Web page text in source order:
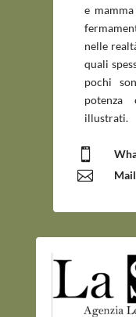
e
nelle
quali
pochi
potenza
illustrati.

 Mail